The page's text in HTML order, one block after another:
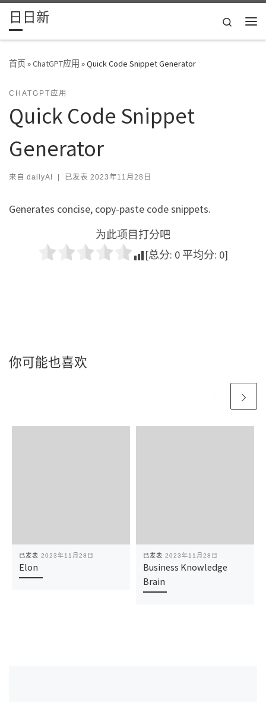
Skip to content
日日新
Search
首页»ChatGPT应用 »Quick Code Snippet Generator
CHATGPT应用
Quick Code Snippet
Generator
来自 dailyAI | 已发表 2023年11月28日
Generates concise, copy-paste code snippets.
为此项目打分吧
[总分: 0 平均分: 0]
你可能也喜欢
已发表 2023年11月28日
Elon
已发表 2023年11月28日
Business Knowledge
Brain